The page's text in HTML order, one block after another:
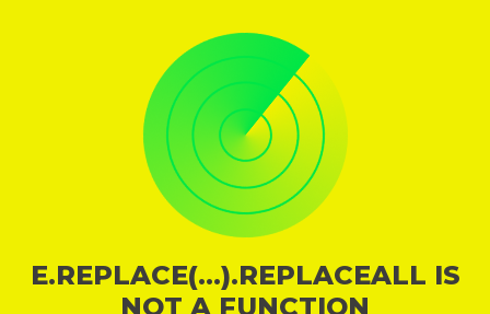
E.REPLACE(...).REPLACEALL IS
NOT A FUNCTION